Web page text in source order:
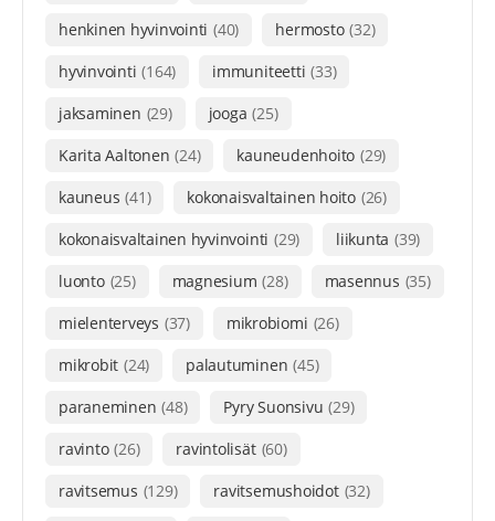
henkinen hyvinvointi (40) hermosto (32)
hyvinvointi (164) immuniteetti (33)
jaksaminen (29) jooga (25)
Karita Aaltonen (24) kauneudenhoito (29)
kauneus (41) kokonaisvaltainen hoito (26)
kokonaisvaltainen hyvinvointi (29) liikunta (39)
luonto (25) magnesium (28) masennus (35)
mielenterveys (37) mikrobiomi (26)
mikrobit (24) palautuminen (45)
paraneminen (48) Pyry Suonsivu (29)
ravinto (26) ravintolisät (60)
ravitsemus (129) ravitsemushoidot (32)